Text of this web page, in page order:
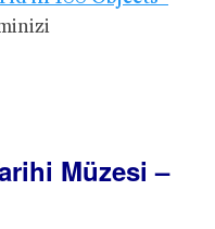
Müzesi –